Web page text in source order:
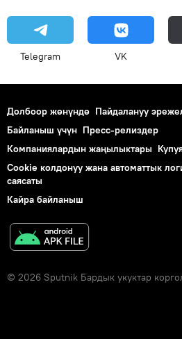
Telegram VK
Долбоор жөнүндө Пайдалануу
Байланыш үчүн Пресс-релиздер
Компаниялардын жаңылыктары
Cookie колдонуу жана автоматтык
саясаты
Кайра байланыш
© 2026 Sputnik Бардык укуктар